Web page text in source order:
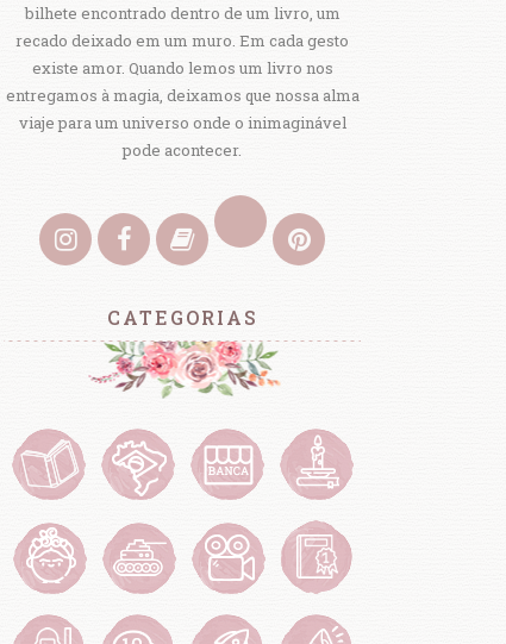
bilhete encontrado dentro de um livro, um
recado deixado em um muro. Em cada gesto
existe amor. Quando lemos um livro nos
entregamos à magia, deixamos que nossa alma
viaje para um universo onde o inimaginável
pode acontecer.
CATEGORIAS